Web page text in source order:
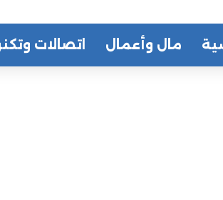
مال وأعمال اتصالات